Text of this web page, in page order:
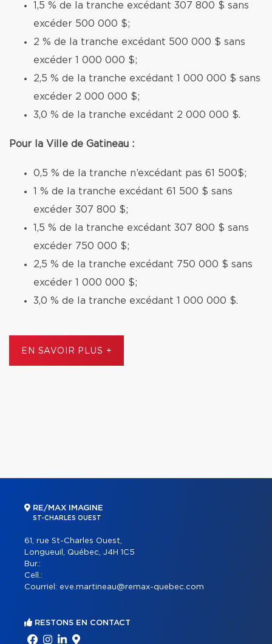
1,5 % de la tranche excédant 307 800 $ sans
excéder 500 000 $;
2 % de la tranche excédant 500 000 $ sans
excéder 1 000 000 $;
2,5 % de la tranche excédant 1 000 000 $ sans
excéder 2 000 000 $;
3,0 % de la tranche excédant 2 000 000 $.
Pour la Ville de Gatineau :
0,5 % de la tranche n’excédant pas 61 500$;
1 % de la tranche excédant 61 500 $ sans
excéder 307 800 $;
1,5 % de la tranche excédant 307 800 $ sans
excéder 750 000 $;
2,5 % de la tranche excédant 750 000 $ sans
excéder 1 000 000 $;
3,0 % de la tranche excédant 1 000 000 $.
EN SAVOIR PLUS +
RE/MAX IMAGINE
ST-CHARLES OUEST
61, rue St-Charles Ouest,
Longueuil, Québec, J4H 1C5
Bur.:
Cell.:
Courriel: eve.martineau@remax-quebec.com
RESTONS EN CONTACT